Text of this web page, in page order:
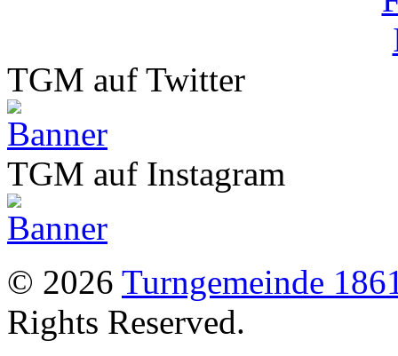
TGM auf Twitter
TGM auf Instagram
© 2026 Turngemeinde
Rights Reserved.